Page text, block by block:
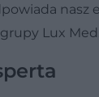
nasz
Lux Med.